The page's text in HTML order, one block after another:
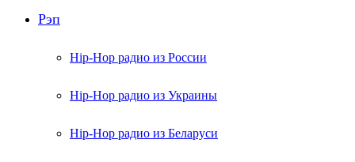
Рэп
Hip-Hop радио из России
Hip-Hop радио из Украины
Hip-Hop радио из Беларуси